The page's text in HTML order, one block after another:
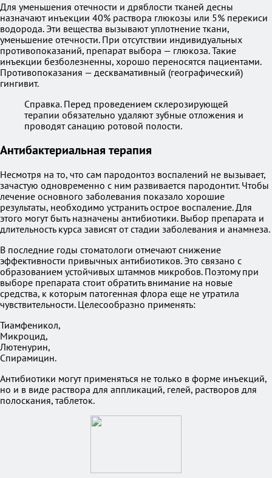
Для уменьшения отечности и дряблости тканей десны
назначают инъекции 40% раствора глюкозы или 5% перекиси
водорода. Эти вещества вызывают уплотнение ткани,
уменьшение отечности. При отсутствии индивидуальных
противопоказаний, препарат выбора — глюкоза. Такие
инъекции безболезненны, хорошо переносятся пациентами.
Противопоказания — десквамативный (географический)
гингивит.
Справка. Перед проведением склерозирующей
терапии обязательно удаляют зубные отложения и
проводят санацию ротовой полости.
Антибактериальная терапия
Несмотря на то, что сам пародонтоз воспалений не вызывает,
зачастую одновременно с ним развивается пародонтит. Чтобы
лечение основного заболевания показало хорошие
результаты, необходимо устранить острое воспаление. Для
этого могут быть назначены антибиотики. Выбор препарата и
длительность курса зависят от стадии заболевания и анамнеза.
В последние годы стоматологи отмечают снижение
эффективности привычных антибиотиков. Это связано с
образованием устойчивых штаммов микробов. Поэтому при
выборе препарата стоит обратить внимание на новые
средства, к которым патогенная флора еще не утратила
чувствительности. Целесообразно применять:
Тиамфеникол,
Микроцид,
Лютенурин,
Спирамицин.
Антибиотики могут применяться не только в форме инъекций,
но и в виде раствора для аппликаций, гелей, растворов для
полоскания, таблеток.